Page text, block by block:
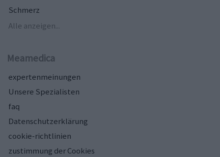
Schmerz
Alle anzeigen...
Meamedica
expertenmeinungen
Unsere Spezialisten
faq
Datenschutzerklärung
cookie-richtlinien
zustimmung der Cookies